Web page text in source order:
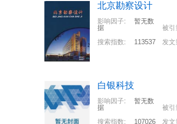
北京勘察设计
影响因子:
暂无数
据
被引
搜索指数: 113537 发文
白银科技
影响因子:
暂无数
据
被引
搜索指数: 107026 发文